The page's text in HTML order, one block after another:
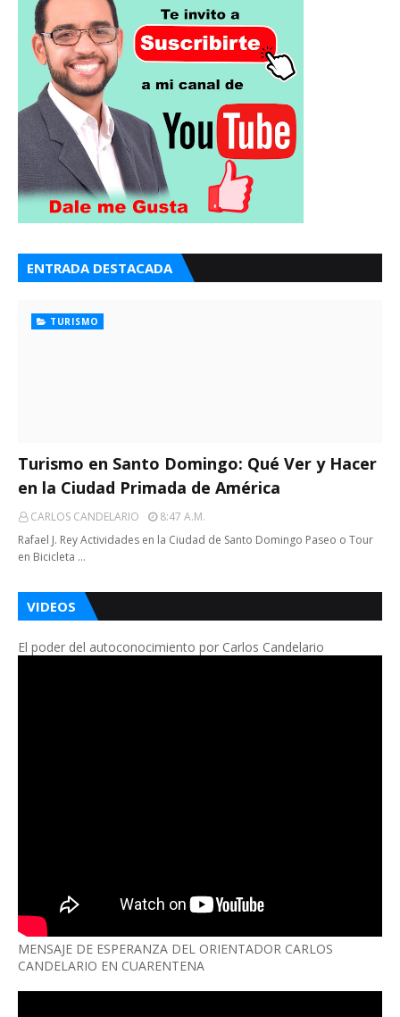
ENTRADA DESTACADA
TURISMO
Turismo en Santo Domingo: Qué Ver y Hacer
en la Ciudad Primada de América
CARLOS CANDELARIO
8:47 A.m.
Rafael J. Rey Actividades en la Ciudad de Santo Domingo Paseo o Tour
en Bicicleta …
VIDEOS
El poder del autoconocimiento por Carlos Candelario
MENSAJE DE ESPERANZA DEL ORIENTADOR CARLOS
CANDELARIO EN CUARENTENA